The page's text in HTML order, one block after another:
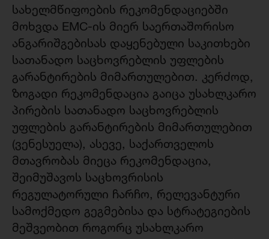
სახელმწიფოების რეკომენდაციებში
მოხვდა EMC-ის მიერ საერთაშორისო
ანგარიშგებისას დაყენებული საკითხები
სათანადო საცხოვრებლის უფლების
გარანტირების მიმართულებით. კერძოდ,
ზოგადი რეკომენდაცია გაიცა უსახლკარო
პირების სათანადო საცხოვრებლის
უფლების გარანტირების მიმართულებით
(ვენესუელა), ასევე, საქართველოს
მთავრობას მიეცა რეკომენდაცია,
შეიმუშავოს საცხოვრისის
რეგულატორული ჩარჩო, რელევანტური
სამოქმედო გეგმებისა და სტრატეგიების
მეშვეობით როგორც უსახლკარო